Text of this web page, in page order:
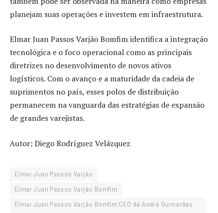
planejam suas operações e investem em infraestrutura.
Elmar Juan Passos Varjão Bomfim identifica a integração
tecnológica e o foco operacional como as principais
diretrizes no desenvolvimento de novos ativos
logísticos. Com o avanço e a maturidade da cadeia de
suprimentos no país, esses polos de distribuição
permanecem na vanguarda das estratégias de expansão
de grandes varejistas.
Autor: Diego Rodríguez Velázquez
Elmar Juan Passos Varjão
Elmar Juan Passos Varjão Bomfim
Elmar Juan Passos Varjão Bomfim CEO da André Guimarães